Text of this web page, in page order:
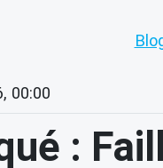
00:00
: